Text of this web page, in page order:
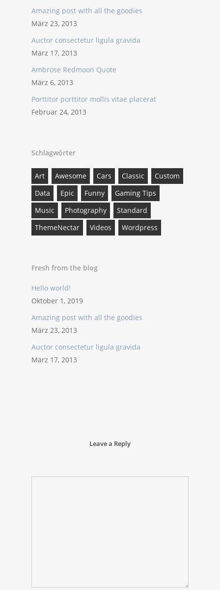
Amazing post with all the goodies
März 23, 2013
Auctor consectetur ligula gravida
März 17, 2013
Ambrose Redmoon Quote
März 6, 2013
Porttitor porttitor mollis vitae placerat
Februar 24, 2013
Schlagwörter
Art Awesome Cars Classic
Custom
Data
Epic Funny
Gaming Tips
Music
Photography
Standard
ThemeNectar
Videos Wordpress
Fresh from the blog
Hello world!
Oktober 1, 2019
Amazing post with all the goodies
März 23, 2013
Auctor consectetur ligula gravida
März 17, 2013
Leave a Reply